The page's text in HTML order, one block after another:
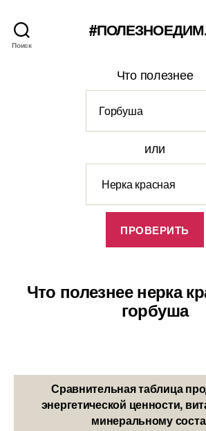
Поиск
Что полезнее
или
Что полезнее нерка
горбуша
Сравнительная таблица
энергетической ценности,
минеральному